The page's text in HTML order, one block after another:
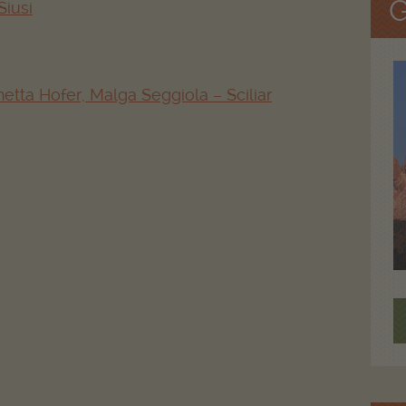
Hofer, Malga Seggiola – Sciliar